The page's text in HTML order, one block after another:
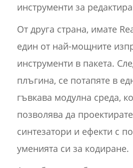
инструменти за
От друга страна, имате
един от най-мощните
инструменти в пакета.
плъгина, се потапяте в
гъвкава модулна среда,
позволява да
синтезатори и ефекти с
уменията си за кодиране.